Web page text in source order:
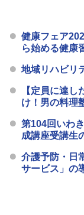
健康フェア
ら始める健康
地域リハビリ
【定員に達
け！男の料理
第104回いわ
成講座受講生
介護予防・日
サービス」の